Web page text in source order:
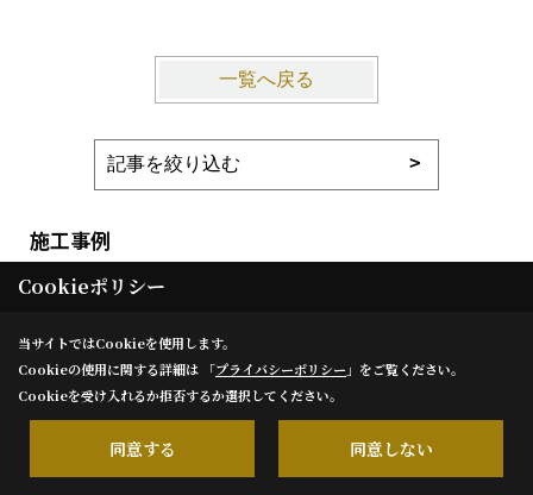
一覧へ戻る
施工事例
フォトギャラリー
ただいま建築中
Cookieポリシー
当サイトではCookieを使用します。
Cookieの使用に関する詳細は 「プライバシーポリシー 」をご覧ください。
Cookieを受け入れるか拒否するか選択してください。
同意する 同意しない